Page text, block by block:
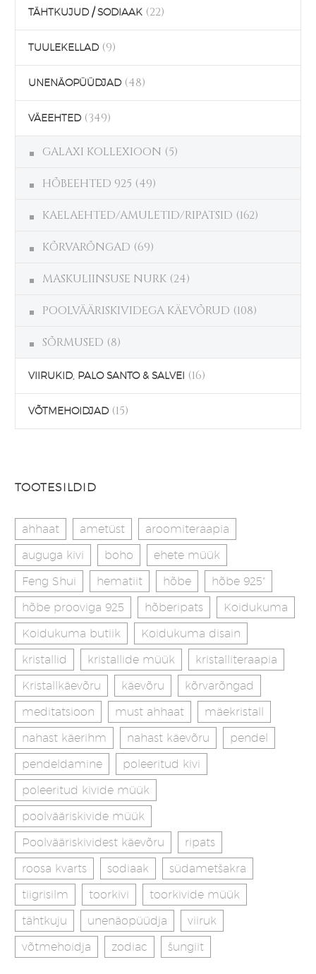
TÄHTKUJUD / SODIAAK (22)
TUULEKELLAD (9)
UNENÄOPÜÜDJAD (48)
VÄEEHTED (349)
GALAXI KOLLEXIOON (5)
HÕBEEHTED 925 (49)
KAELAEHTED/AMULETID/RIPATSID (162)
KÕRVARÕNGAD (69)
MASKULIINSUSE NURK (24)
POOLVÄÄRISKIVIDEGA KÄEVÕRUD (108)
SÕRMUSED (8)
VIIRUKID, PALO SANTO & SALVEI (16)
VÕTMEHOIDJAD (15)
TOOTESILDID
ahhaat ametüst
aroomiteraapia
auguga kivi
boho
ehete müük
Feng Shui
hematiit hõbe
hõbe 925"
hõbe prooviga 925
hõberipats
Koidukuma
Koidukuma butiik
Koidukuma disain
kristallid
kristallide müük
kristalliteraapia
Kristallkäevõru
käevõru
kõrvarõngad
meditatsioon
must ahhaat
mäekristall
nahast käerihm
nahast käevõru
pendel
pendeldamine
poleeritud kivi
poleeritud kivide müük
poolvääriskivide müük
Poolvääriskividest käevõru
ripats
roosa kvarts
sodiaak
südametšakra
tiigrisilm
toorkivi
toorkivide müük
tähtkuju
unenäopüüdja
viiruk
võtmehoidja
zodiac šungiit